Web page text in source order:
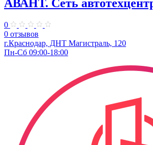
АВАНТ. ​Сеть
0
0 отзывов
г.Краснодар, ​ДНТ Магистраль, 120
Пн-Сб 09:00-18:00